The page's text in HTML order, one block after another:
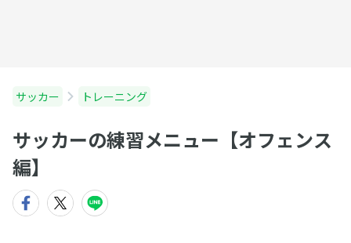
サッカー トレーニング
サッカーの練習メニュー【オフェンス
編】